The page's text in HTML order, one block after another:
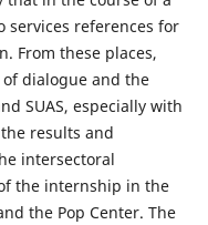
services references for
From these places,
dialogue and the
SUAS, especially with
results and
intersectoral
the internship in the
the Pop Center. The